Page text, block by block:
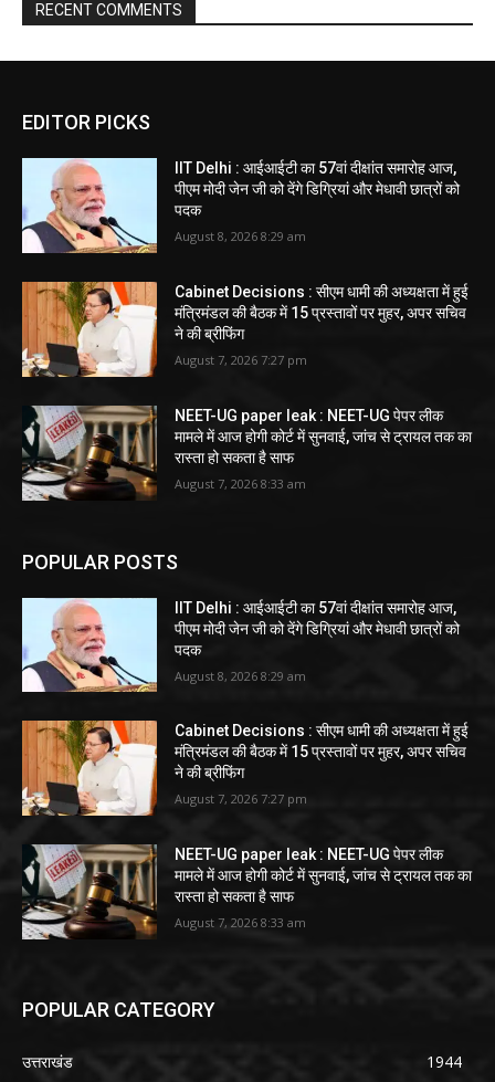
RECENT COMMENTS
EDITOR PICKS
IIT Delhi : आईआईटी का 57वां दीक्षांत समारोह आज,
पीएम मोदी जेन जी को देंगे डिग्रियां और मेधावी छात्रों को
पदक
August 8, 2026 8:29 am
Cabinet Decisions : सीएम धामी की अध्यक्षता में हुई
मंत्रिमंडल की बैठक में 15 प्रस्तावों पर मुहर, अपर सचिव
ने की ब्रीफिंग
August 7, 2026 7:27 pm
NEET-UG paper leak : NEET-UG पेपर लीक
मामले में आज होगी कोर्ट में सुनवाई, जांच से ट्रायल तक का
रास्ता हो सकता है साफ
August 7, 2026 8:33 am
POPULAR POSTS
IIT Delhi : आईआईटी का 57वां दीक्षांत समारोह आज,
पीएम मोदी जेन जी को देंगे डिग्रियां और मेधावी छात्रों को
पदक
August 8, 2026 8:29 am
Cabinet Decisions : सीएम धामी की अध्यक्षता में हुई
मंत्रिमंडल की बैठक में 15 प्रस्तावों पर मुहर, अपर सचिव
ने की ब्रीफिंग
August 7, 2026 7:27 pm
NEET-UG paper leak : NEET-UG पेपर लीक
मामले में आज होगी कोर्ट में सुनवाई, जांच से ट्रायल तक का
रास्ता हो सकता है साफ
August 7, 2026 8:33 am
POPULAR CATEGORY
उत्तराखंड
1944